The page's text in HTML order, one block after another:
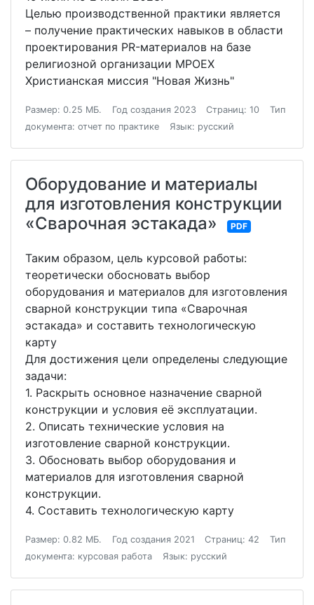
Целью производственной практики является
– получение практических навыков в области
проектирования PR-материалов на базе
религиозной организации МРОЕХ
Христианская миссия "Новая Жизнь"
Размер: 0.25 МБ. Год создания 2023 Страниц: 10
Тип
документа: отчет по практике
Язык: русский
Оборудование и материалы
для изготовления конструкции
«Сварочная эстакада»
PDF
Таким образом, цель курсовой работы:
теоретически обосновать выбор
оборудования и материалов для изготовления
сварной конструкции типа «Сварочная
эстакада» и составить технологическую
карту
Для достижения цели определены следующие
задачи:
1. Раскрыть основное назначение сварной
конструкции и условия её эксплуатации.
2. Описать технические условия на
изготовление сварной конструкции.
3. Обосновать выбор оборудования и
материалов для изготовления сварной
конструкции.
4. Составить технологическую карту
Размер: 0.82 МБ. Год создания 2021 Страниц: 42
Тип
документа: курсовая работа
Язык: русский